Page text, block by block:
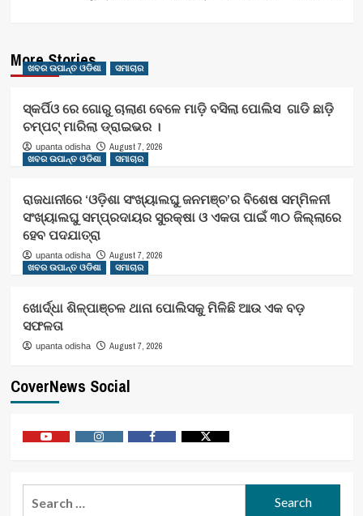
More Stories
ଖବର ଉପାନ୍ତ ଓଡିଶା ସମାଚାର
ସ୍କର୍ପିଓ ରେ ଗୋରୁ ଚାଲାଣ ବେଳେ ମାଡ଼ି ବସିଲା ପୋଲିସ ଗାଡି ଛାଡ଼ି
ଚମ୍ପଟ୍ ମାରିଲା ଡ୍ରାଇଭର ।
upanta odisha
August 7, 2026
ଖବର ଉପାନ୍ତ ଓଡିଶା
ସମାଚାର
ରାଜଧାନୀରେ ‘ଓଡ଼ିଶା ସଂଖ୍ୟାଲଘୁ ଜନମଞ୍ଚ’ର ବିଶେଷ ସମ୍ମିଳନୀ
ସଂଖ୍ୟାଲଘୁ ସମ୍ପ୍ରଦାୟର ସୁରକ୍ଷା ଓ ଏକତା ପାଇଁ ୩୦ ଜିଲ୍ଲାରେ
ହେବ ପଦଯାତ୍ରା
upanta odisha
August 7, 2026
ଖବର ଉପାନ୍ତ ଓଡିଶା
ସମାଚାର
ଖୋର୍ଦ୍ଧା ଶିଳ୍ପାଞ୍ଚଳ ଥାନା ପୋଲିସକୁ ମିଳିଛି ଆଉ ଏକ ବଡ଼
ସଫଳତା
upanta odisha August 7, 2026
CoverNews Social